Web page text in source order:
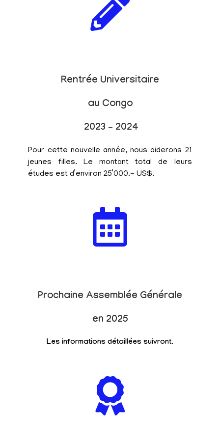
Rentrée Universitaire
au Congo
2023 – 2024
Pour cette nouvelle année, nous aiderons 21
jeunes filles. Le montant total de leurs
études est d’environ 25’000.- US$.
Prochaine Assemblée Générale
en 2025
Les informations détaillées suivront.